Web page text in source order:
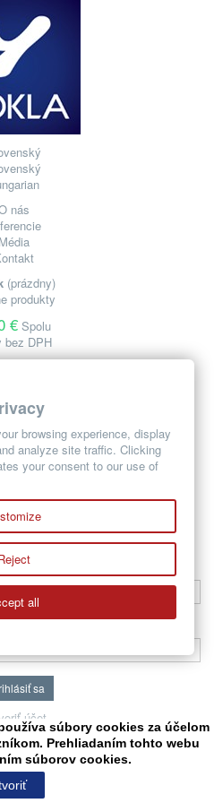
nás
Média
(prázdny)
produkty
€ Spolu
bez DPH
do vášho košíku
je 1 produkt.
DPH)
Pokračovať
sa
adresa
sa
účet
súbory cookies za účelom
Prehliadaním tohto webu
súborov cookies.
browsing experience, display
analyze site traffic. Clicking
your consent to our use of
all